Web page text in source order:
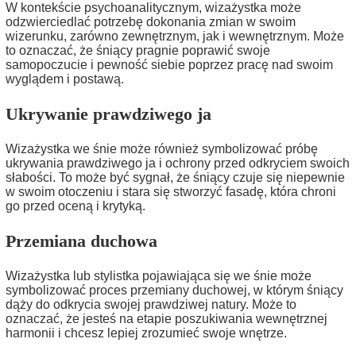
W kontekście psychoanalitycznym, wizażystka może
odzwierciedlać potrzebę dokonania zmian w swoim
wizerunku, zarówno zewnętrznym, jak i wewnętrznym. Może
to oznaczać, że śniący pragnie poprawić swoje
samopoczucie i pewność siebie poprzez pracę nad swoim
wyglądem i postawą.
Ukrywanie prawdziwego ja
Wizażystka we śnie może również symbolizować próbę
ukrywania prawdziwego ja i ochrony przed odkryciem swoich
słabości. To może być sygnał, że śniący czuje się niepewnie
w swoim otoczeniu i stara się stworzyć fasadę, która chroni
go przed oceną i krytyką.
Przemiana duchowa
Wizażystka lub stylistka pojawiająca się we śnie może
symbolizować proces przemiany duchowej, w którym śniący
dąży do odkrycia swojej prawdziwej natury. Może to
oznaczać, że jesteś na etapie poszukiwania wewnętrznej
harmonii i chcesz lepiej zrozumieć swoje wnętrze.